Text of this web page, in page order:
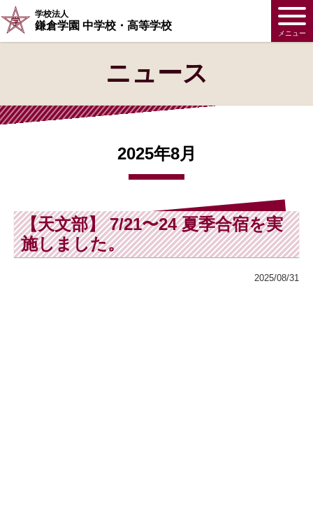
学校法人
鎌倉学園 中学校・高等学校
メニュー
ニュース
2025年8月
【天文部】 7/21〜24 夏季合宿を実
施しました。
2025/08/31